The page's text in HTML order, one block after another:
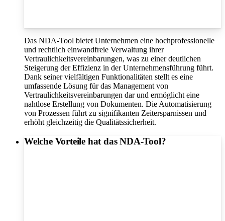
Das NDA-Tool bietet Unternehmen eine hochprofessionelle
und rechtlich einwandfreie Verwaltung ihrer
Vertraulichkeitsvereinbarungen, was zu einer deutlichen
Steigerung der Effizienz in der Unternehmensführung führt.
Dank seiner vielfältigen Funktionalitäten stellt es eine
umfassende Lösung für das Management von
Vertraulichkeitsvereinbarungen dar und ermöglicht eine
nahtlose Erstellung von Dokumenten. Die Automatisierung
von Prozessen führt zu signifikanten Zeitersparnissen und
erhöht gleichzeitig die Qualitätssicherheit.
Welche Vorteile hat das NDA-Tool?